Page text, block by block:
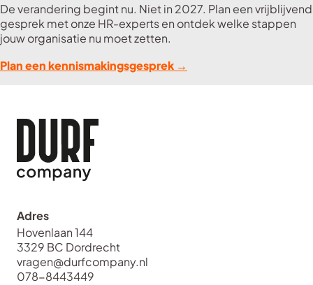
De verandering begint nu. Niet in 2027. Plan een vrijblijvend
gesprek met onze HR-experts en ontdek welke stappen
jouw organisatie nu moet zetten.
Plan een kennismakingsgesprek →
Adres
Hovenlaan 144
3329 BC Dordrecht
vragen@durfcompany.nl
078-8443449